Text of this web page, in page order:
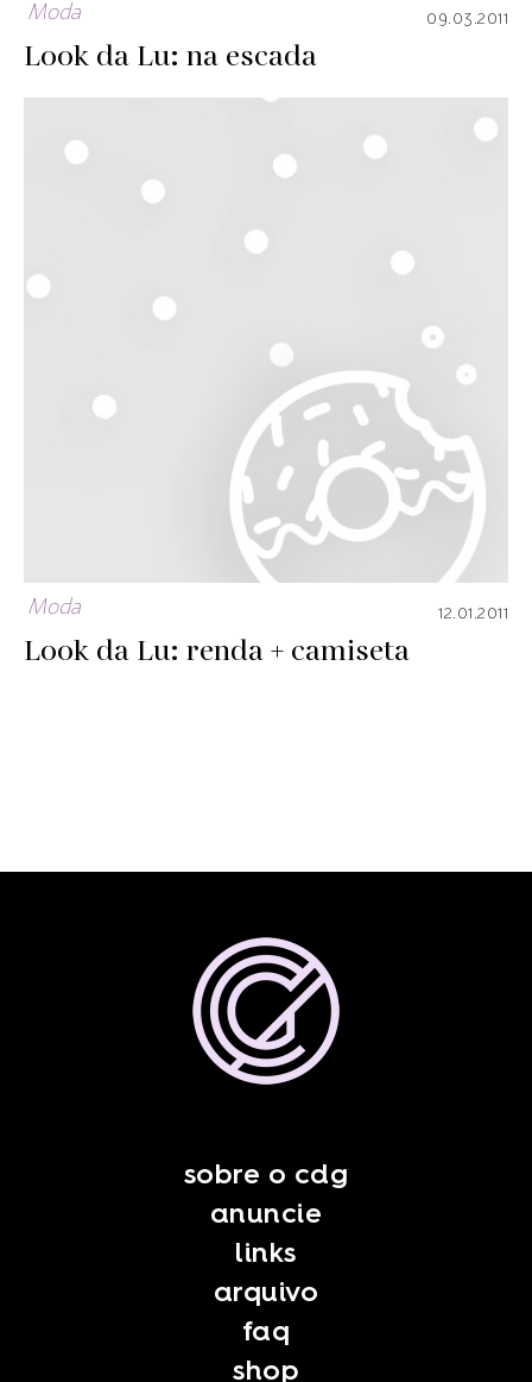
Moda 09.03.2011
Look da Lu: na escada
Moda 12.01.2011
Look da Lu: renda + camiseta
sobre o cdg
anuncie
links
arquivo
faq
shop